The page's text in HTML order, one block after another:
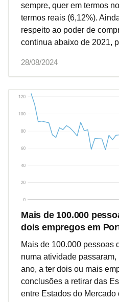
sempre, quer em termos
termos reais (6,12%).
respeito ao poder de
continua abaixo de 2021,
28/08/2024
Mais de 100.000
dois empregos em
Mais de 100.000 pessoas
numa atividade
ano, a ter dois ou mais
conclusões a retirar das
entre Estados do